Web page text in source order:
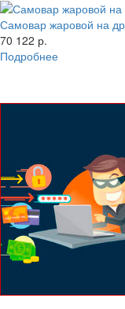
Самовар жаровой на
70 122 р.
Подробнее